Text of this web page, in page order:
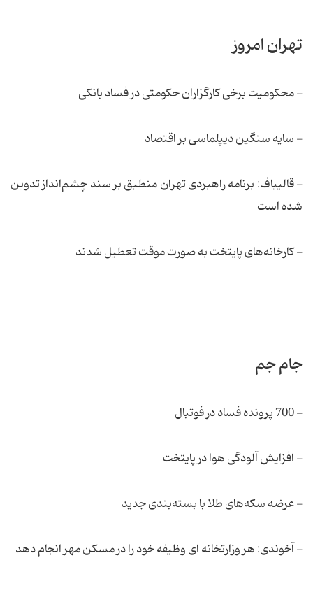
تهران امروز
- محکومیت برخی کارگزاران حکومتی در فساد بانکی
- سایه سنگین دیپلماسی بر اقتصاد
- قالیباف: برنامه راهبردی تهران منطبق بر سند چشم‌انداز تدوین
شده است
- كارخانه‌های پایتخت به صورت موقت تعطیل شدند
جام جم
- 700 پرونده فساد در فوتبال
- افزایش آلودگی هوا در پایتخت
- عرضه سکه‌های طلا با بسته‌بندی جدید
- آخوندی: هر وزارتخانه ای وظیفه خود را در مسکن مهر انجام دهد